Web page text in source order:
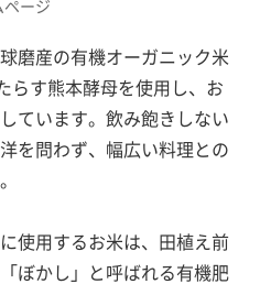
ページ
磨産の有機オーガニック米
らす熊本酵母を使用し、お
ています。飲み飽きしない
を問わず、幅広い料理との
使用するお米は、田植え前
ぼかし」と呼ばれる有機肥